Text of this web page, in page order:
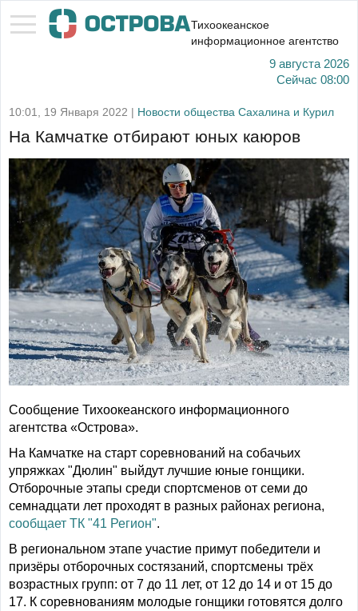
Тихоокеанское
информационное агентство
9 августа 2026
Сейчас 08:00
10:01, 19 Января 2022 | Новости общества Сахалина и Курил
На Камчатке отбирают юных каюров
Сообщение Тихоокеанского информационного
агентства «Острова».
На Камчатке на старт соревнований на собачьих
упряжках "Дюлин" выйдут лучшие юные гонщики.
Отборочные этапы среди спортсменов от семи до
семнадцати лет проходят в разных районах региона,
сообщает ТК "41 Регион".
В региональном этапе участие примут победители и
призёры отборочных состязаний, спортсмены трёх
возрастных групп: от 7 до 11 лет, от 12 до 14 и от 15 до
17. К соревнованиям молодые гонщики готовятся долго